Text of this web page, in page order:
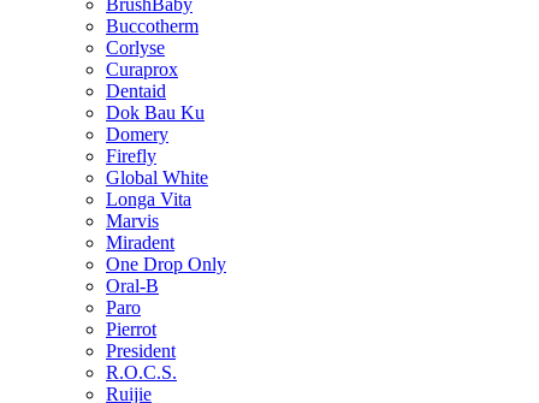
BrushBaby
Buccotherm
Corlyse
Curaprox
Dentaid
Dok Bau Ku
Domery
Firefly
Global White
Longa Vita
Marvis
Miradent
One Drop Only
Oral-B
Paro
Pierrot
President
R.O.C.S.
Ruijie